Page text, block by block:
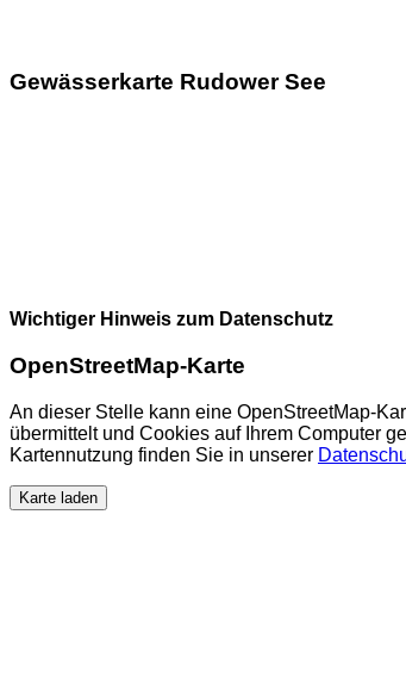
Gewässerkarte Rudower See
Wichtiger Hinweis zum Datenschutz
OpenStreetMap-Karte
An dieser Stelle kann eine OpenStreetMap-
übermittelt und Cookies auf Ihrem Computer
Kartennutzung finden Sie in unserer
Karte laden